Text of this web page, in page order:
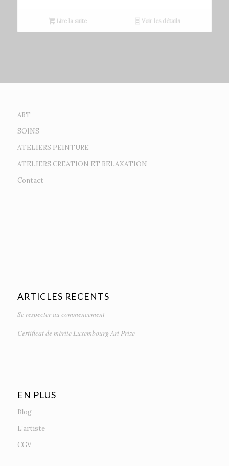
Lire la suite Voir les détails
ART
SOINS
ATELIERS PEINTURE
ATELIERS CREATION ET RELAXATION
Contact
ARTICLES RECENTS
Se respecter au commencement
Certificat de mérite Luxembourg Art Prize
EN PLUS
Blog
L’artiste
CGV